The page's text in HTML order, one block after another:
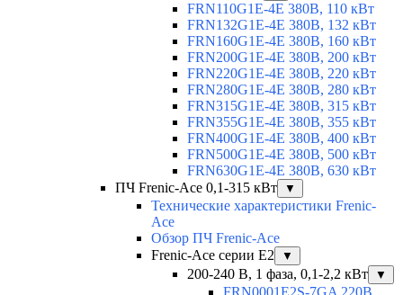
FRN110G1E-4E 380В, 110 кВт
FRN132G1E-4E 380В, 132 кВт
FRN160G1E-4E 380В, 160 кВт
FRN200G1E-4E 380В, 200 кВт
FRN220G1E-4E 380В, 220 кВт
FRN280G1E-4E 380В, 280 кВт
FRN315G1E-4E 380В, 315 кВт
FRN355G1E-4E 380В, 355 кВт
FRN400G1E-4E 380В, 400 кВт
FRN500G1E-4E 380В, 500 кВт
FRN630G1E-4E 380В, 630 кВт
ПЧ Frenic-Ace 0,1-315 кВт
▼
Технические характеристики Frenic-
Ace
Обзор ПЧ Frenic-Ace
Frenic-Ace серии E2
▼
200-240 В, 1 фаза, 0,1-2,2 кВт ▼